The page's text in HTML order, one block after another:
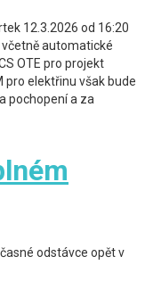
12.3.2026 od 16:20
včetně automatické
OTE pro projekt
pro elektřinu však bude
pochopení a za
odstávce opět v